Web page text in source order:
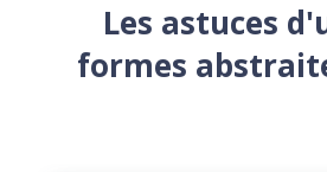
Les astuces
formes